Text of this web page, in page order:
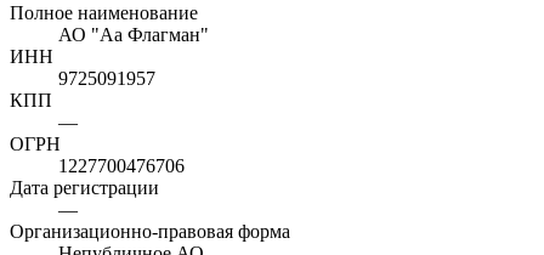
Полное наименование
АО "Аа Флагман"
ИНН
9725091957
КПП
—
ОГРН
1227700476706
Дата регистрации
—
Организационно-правовая форма